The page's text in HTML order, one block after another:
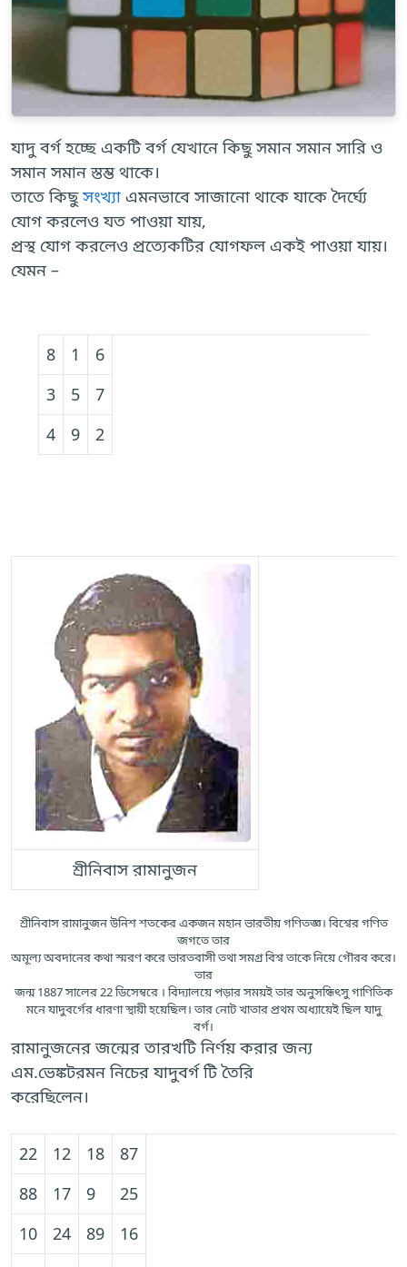
যাদু বর্গ হচ্ছে একটি বর্গ যেখানে কিছু সমান সমান সারি ও
সমান সমান স্তম্ভ থাকে।
তাতে কিছুসংখ্যা এমনভাবে সাজানো থাকে যাকে দৈর্ঘ্যে
যোগ করলেও যত পাওয়া যায়,
প্রস্থ যোগ করলেও প্রত্যেকটির যোগফল একই পাওয়া যায়।
যেমন –
8 1
6
3
5
7
4
9 2
শ্রীনিবাস রামানুজন
শ্রীনিবাস রামানুজন উনিশ শতকের একজন মহান ভারতীয় গণিতজ্ঞ। বিশ্বের গণিত
জগতে তার
অমূল্য অবদানের কথা স্মরণ করে ভারতবাসী তথা সমগ্র বিশ্ব তাকে নিয়ে গৌরব করে।
তার
জন্ম 1887 সালের 22 ডিসেম্বরে । বিদ্যালয়ে পড়ার সময়ই তার অনুসন্ধিৎসু গাণিতিক
মনে যাদুবর্গের ধারণা স্থায়ী হয়েছিল। তার নোট খাতার প্রথম অধ্যায়েই ছিল যাদু
বর্গ।
রামানুজনের জন্মের তারখটি নির্ণয় করার জন্য
এম.ভেঙ্কটরমন নিচের যাদুবর্গ টি তৈরি
করেছিলেন।
22 12 18
87
88
17 9
25
10
24 89
16